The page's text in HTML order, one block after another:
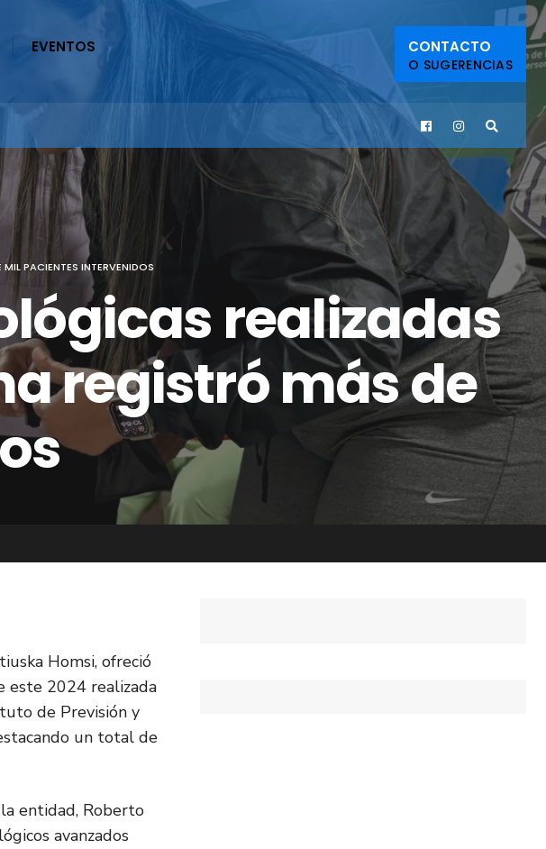
EVENTOS CONTACTO
O SUGERENCIAS
PACIENTES INTERVENIDOS
realizadas
registró más de
Homsi, ofreció
este 2024 realizada
de Previsión y
un total de
entidad, Roberto
avanzados